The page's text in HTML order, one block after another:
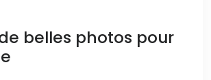
belles photos pour